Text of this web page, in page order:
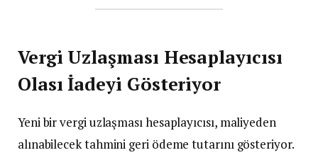
Vergi Uzlaşması Hesaplayıcısı
Olası İadeyi Gösteriyor
Yeni bir vergi uzlaşması hesaplayıcısı, maliyeden
alınabilecek tahmini geri ödeme tutarını gösteriyor.